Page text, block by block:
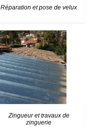
Réparation et pose de velux
Zingueur et travaux de
zinguerie